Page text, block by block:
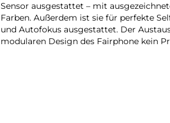
Sensor ausgestattet – mit
Farben. Außerdem ist sie für perfekte
und Autofokus ausgestattet. Der
modularen Design des Fairphone kein